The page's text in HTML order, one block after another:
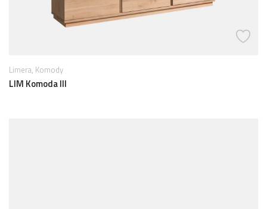
Limera, Komody
LIM Komoda III